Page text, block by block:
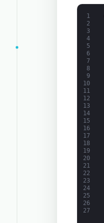
1
2
3
4
5
6
7
8
9
10
11
12
13
14
15
16
17
18
19
20
21
22
23
24
25
26
27